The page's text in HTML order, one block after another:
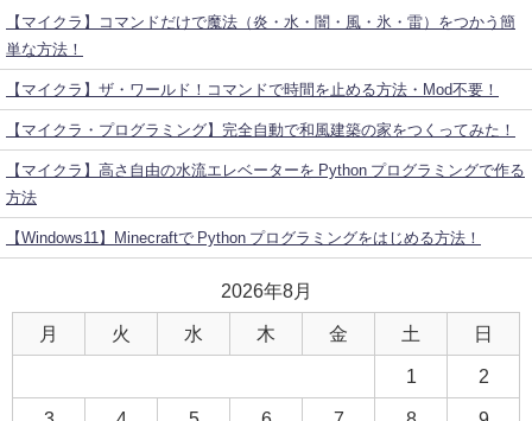
【マイクラ】コマンドだけで魔法（炎・水・闇・風・氷・雷）をつかう簡
単な方法！
【マイクラ】ザ・ワールド！コマンドで時間を止める方法・Mod不要！
【マイクラ・プログラミング】完全自動で和風建築の家をつくってみた！
【マイクラ】高さ自由の水流エレベーターを Python プログラミングで作る
方法
【Windows11】Minecraftで Python プログラミングをはじめる方法！
2026年8月
月 火 水 木 金 土 日
1 2